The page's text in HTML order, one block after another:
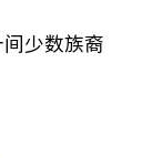
少数族裔